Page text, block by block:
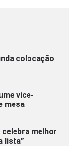
colocação
vice-
mesa
celebra melhor
lista”